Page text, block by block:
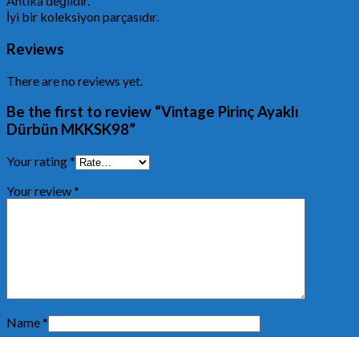
İyi bir koleksiyon parçasıdır.
Reviews
There are no reviews yet.
Be the first to review “Vintage Pirinç Ayaklı
Dürbün MKKSK98”
Your rating*
Your review*
Name*